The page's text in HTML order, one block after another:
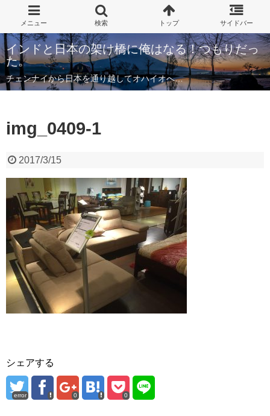
インドと日本の架け橋に俺はなる！つもりだっ
た。
チェンナイから日本を通り越してオハイオへ…
img_0409-1
2017/3/15
シェアする
error 0 0